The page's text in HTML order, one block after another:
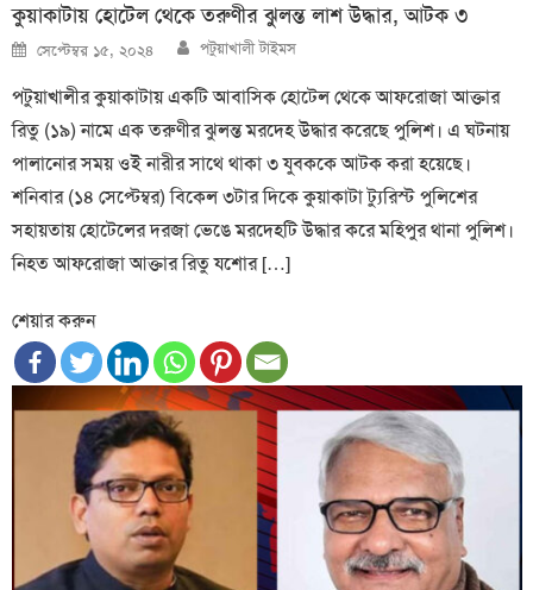
কুয়াকাটায় হোটেল থেকে তরুণীর ঝুলন্ত লাশ উদ্ধার, আটক ৩
Posted
on
সেপ্টেম্বর ১৫, ২০২৪ Author
পটুয়াখালী টাইমস
পটুয়াখালীর কুয়াকাটায় একটি আবাসিক হোটেল থেকে আফরোজা আক্তার
রিতু (১৯) নামে এক তরুণীর ঝুলন্ত মরদেহ উদ্ধার করেছে পুলিশ। এ ঘটনায়
পালা‌নোর সময় ওই নারীর সাথে থাকা ৩ যুবককে আটক করা হয়েছে।
শনিবার (১৪ সেপ্টেম্বর) বিকেল ৩টার দিকে কুয়াকাটা ট্যুরিস্ট পুলিশের
সহায়তায় হোটেলের দরজা ভেঙে মরদেহটি উদ্ধার করে ম‌হিপুর থানা পুলিশ।
নিহত আফরোজা আক্তার রিতু যশোর […]
শেয়ার করুন